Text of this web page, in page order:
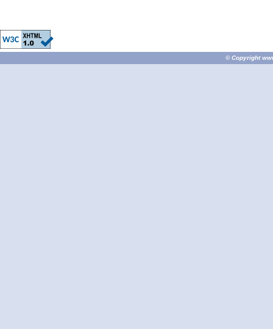
© Copyright